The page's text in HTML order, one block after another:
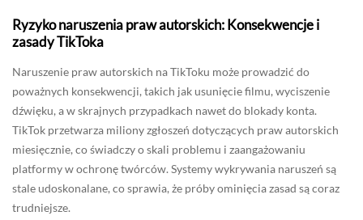
Ryzyko naruszenia praw autorskich: Konsekwencje i
zasady TikToka
Naruszenie praw autorskich na TikToku może prowadzić do
poważnych konsekwencji, takich jak usunięcie filmu, wyciszenie
dźwięku, a w skrajnych przypadkach nawet do blokady konta.
TikTok przetwarza miliony zgłoszeń dotyczących praw autorskich
miesięcznie, co świadczy o skali problemu i zaangażowaniu
platformy w ochronę twórców. Systemy wykrywania naruszeń są
stale udoskonalane, co sprawia, że próby ominięcia zasad są coraz
trudniejsze.